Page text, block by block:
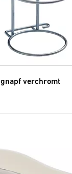
verchromt